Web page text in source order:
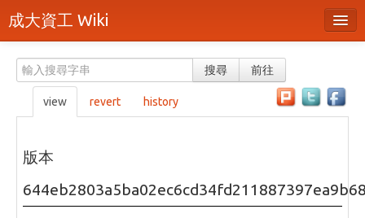
成大資工 Wiki
分類
隨機頁面
最近活動
上傳檔案
搜尋 前往
view revert history
版本